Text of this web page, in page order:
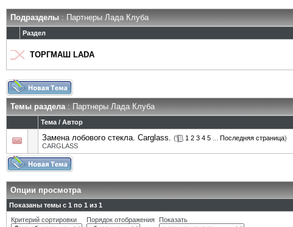
Подразделы: Партнеры Лада Клуба
Раздел
ТОРГМАШ LADA
Темы раздела: Партнеры Лада Клуба
Тема / Автор
Замена лобового стекла. Carglass. ( 1 2 3 4 5 Последняя страница)
CARGLASS
Опции просмотра
Показаны темы с 1 по 1 из 1
Критерий сортировки
Порядок отображения Показать